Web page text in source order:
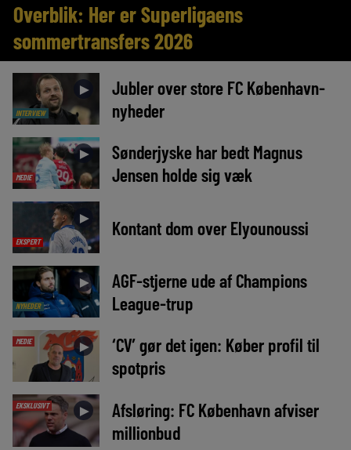
Overblik: Her er Superligaens
sommertransfers 2026
INTERVIEW
►
Jubler over store FC København-
nyheder
MEDIE
►
Sønderjyske har bedt Magnus
Jensen holde sig væk
EKSPERT
► Kontant dom over Elyounoussi
NYHEDER
►
AGF-stjerne ude af Champions
League-trup
MEDIE ►
‘CV’ gør det igen: Køber profil til
spotpris
EKSKLUSIVT ►
Afsløring: FC København afviser
millionbud